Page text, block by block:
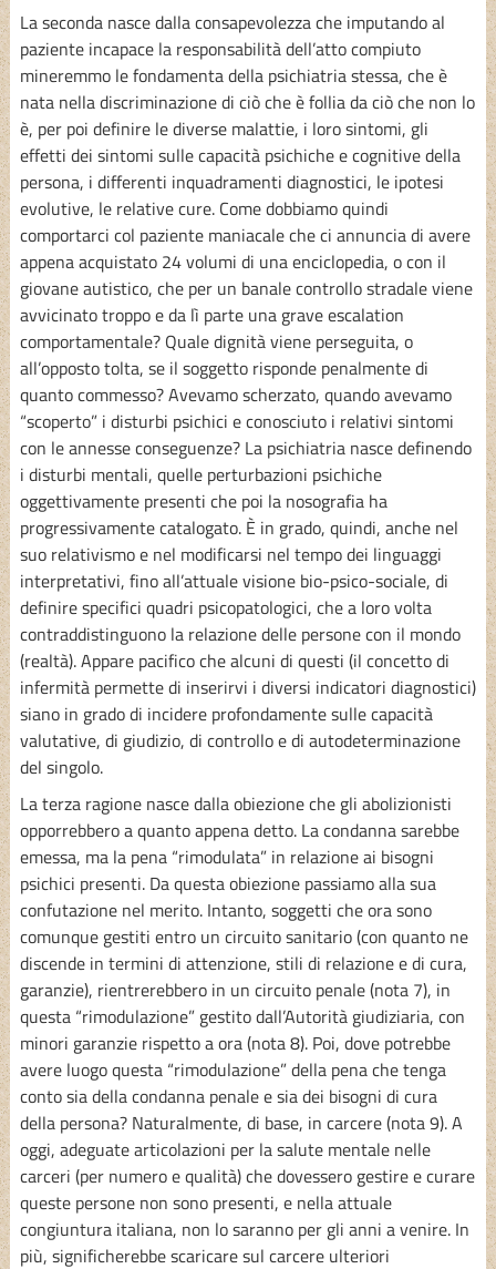
La seconda nasce dalla consapevolezza che imputando al
paziente incapace la responsabilità dell’atto compiuto
mineremmo le fondamenta della psichiatria stessa, che è
nata nella discriminazione di ciò che è follia da ciò che non lo
è, per poi definire le diverse malattie, i loro sintomi, gli
effetti dei sintomi sulle capacità psichiche e cognitive della
persona, i differenti inquadramenti diagnostici, le ipotesi
evolutive, le relative cure. Come dobbiamo quindi
comportarci col paziente maniacale che ci annuncia di avere
appena acquistato 24 volumi di una enciclopedia, o con il
giovane autistico, che per un banale controllo stradale viene
avvicinato troppo e da lì parte una grave escalation
comportamentale? Quale dignità viene perseguita, o
all’opposto tolta, se il soggetto risponde penalmente di
quanto commesso? Avevamo scherzato, quando avevamo
“scoperto” i disturbi psichici e conosciuto i relativi sintomi
con le annesse conseguenze? La psichiatria nasce definendo
i disturbi mentali, quelle perturbazioni psichiche
oggettivamente presenti che poi la nosografia ha
progressivamente catalogato. È in grado, quindi, anche nel
suo relativismo e nel modificarsi nel tempo dei linguaggi
interpretativi, fino all’attuale visione bio-psico-sociale, di
definire specifici quadri psicopatologici, che a loro volta
contraddistinguono la relazione delle persone con il mondo
(realtà). Appare pacifico che alcuni di questi (il concetto di
infermità permette di inserirvi i diversi indicatori diagnostici)
siano in grado di incidere profondamente sulle capacità
valutative, di giudizio, di controllo e di autodeterminazione
del singolo.
La terza ragione nasce dalla obiezione che gli abolizionisti
opporrebbero a quanto appena detto. La condanna sarebbe
emessa, ma la pena “rimodulata” in relazione ai bisogni
psichici presenti. Da questa obiezione passiamo alla sua
confutazione nel merito. Intanto, soggetti che ora sono
comunque gestiti entro un circuito sanitario (con quanto ne
discende in termini di attenzione, stili di relazione e di cura,
garanzie), rientrerebbero in un circuito penale (nota 7), in
questa “rimodulazione” gestito dall’Autorità giudiziaria, con
minori garanzie rispetto a ora (nota 8). Poi, dove potrebbe
avere luogo questa “rimodulazione” della pena che tenga
conto sia della condanna penale e sia dei bisogni di cura
della persona? Naturalmente, di base, in carcere (nota 9). A
oggi, adeguate articolazioni per la salute mentale nelle
carceri (per numero e qualità) che dovessero gestire e curare
queste persone non sono presenti, e nella attuale
congiuntura italiana, non lo saranno per gli anni a venire. In
più, significherebbe scaricare sul carcere ulteriori